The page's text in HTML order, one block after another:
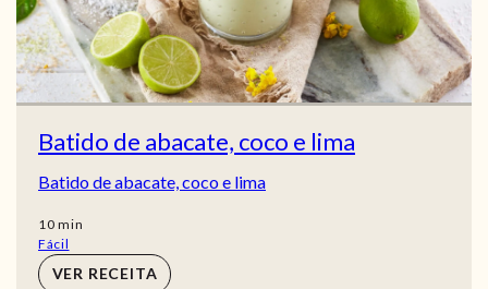
Batido de abacate, coco e lima
Batido de abacate, coco e lima
10min
min
Fácil
VER RECEITA